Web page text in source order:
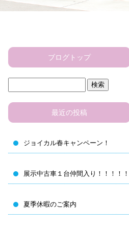
ブログトップ
最近の投稿
ジョイカル春キャンペーン！
展示中古車１台仲間入り！！！！！
夏季休暇のご案内